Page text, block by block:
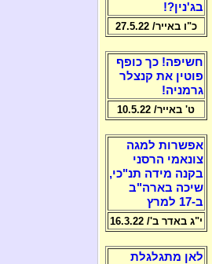
בג'נין?!
כ"ו באייר/ 27.5.22
חשיפה! כך כופף
פוטין את קנצלר
גרמניה!
ט' באייר/ 10.5.22
אפשרות למגה
צונאמי הרסני
בקנה מידה תנ"כי,
שיכה בארה"ב
ב-17 למרץ
י"ג באדר ב'/ 16.3.22
לאן מתגלגלת